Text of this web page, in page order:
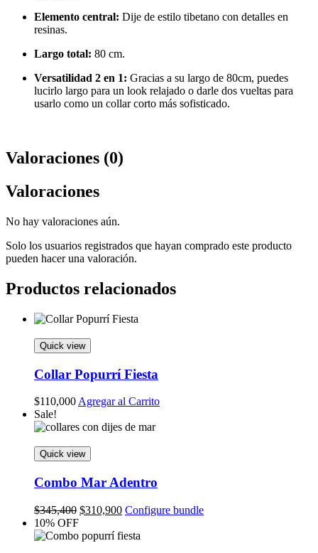
Elemento central: Dije de estilo tibetano con detalles en
resinas.
Largo total: 80 cm.
Versatilidad 2 en 1: Gracias a su largo de 80cm, puedes
lucirlo largo para un look relajado o darle dos vueltas para
usarlo como un collar corto más sofisticado.
Valoraciones (0)
Valoraciones
No hay valoraciones aún.
Solo los usuarios registrados que hayan comprado este producto
pueden hacer una valoración.
Productos relacionados
Quick view
Collar Popurrí Fiesta
$110,000 Agregar al Carrito
Sale!
Quick view
Combo Mar Adentro
$345,400 Original
was:
$310,900Current
is:
Configure bundle
10% OFF